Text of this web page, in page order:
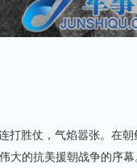
胜仗，气焰嚣张。在朝
大的抗美援朝战争的序幕